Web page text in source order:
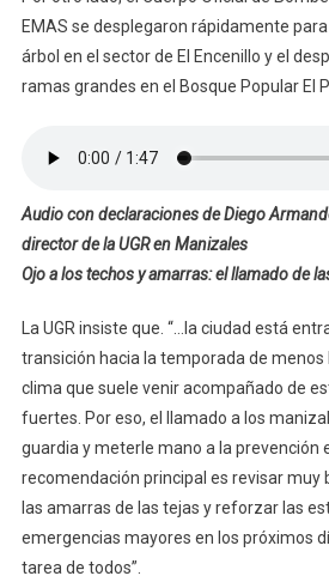
EMAS se desplegaron rápidamente
árbol en el sector de El Encenillo y el
ramas grandes en el Bosque Popular El
Audio con declaraciones de Diego
director de la UGR en Manizales
Ojo a los techos y amarras: el llamado de
La UGR insiste que. “…la ciudad está
transición hacia la temporada de menos
clima que suele venir acompañado de
fuertes. Por eso, el llamado a los
guardia y meterle mano a la prevención
recomendación principal es revisar muy
las amarras de las tejas y reforzar las
emergencias mayores en los próximos
tarea de todos”.